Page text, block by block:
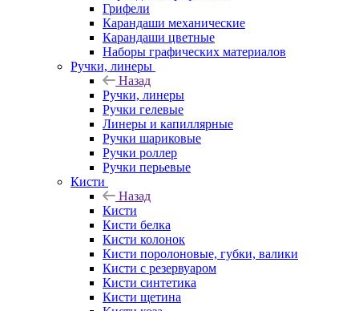
Грифели
Карандаши механические
Карандаши цветные
Наборы графических материалов
Ручки, линеры
Назад
Ручки, линеры
Ручки гелевые
Линеры и капиллярные
Ручки шариковые
Ручки роллер
Ручки перьевые
Кисти
Назад
Кисти
Кисти белка
Кисти колонок
Кисти поролоновые, губки, валики
Кисти с резервуаром
Кисти синтетика
Кисти щетина